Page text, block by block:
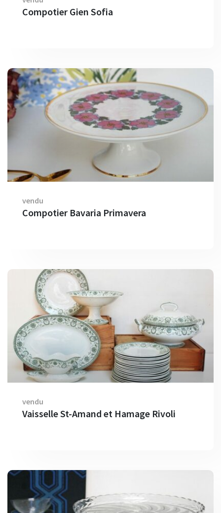
Compotier Gien Sofia
vendu
Compotier Bavaria Primavera
vendu
Vaisselle St-Amand et Hamage Rivoli